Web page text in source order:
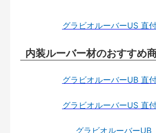
グラビオルーバーUS 直
内装ルーバー材のおすすめ
グラビオルーバーUB 直
グラビオルーバーUS 直
グラビオルーバーUB